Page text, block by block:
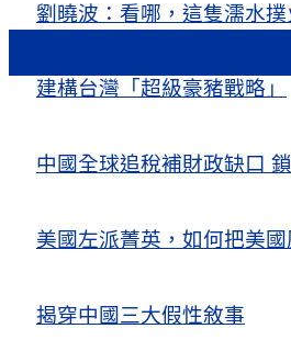
劉曉波：看哪，這隻濡水
建構台灣「超級豪豬戰略」
中國全球追稅補財政缺口
美國左派菁英，如何把美
揭穿中國三大假性敘事